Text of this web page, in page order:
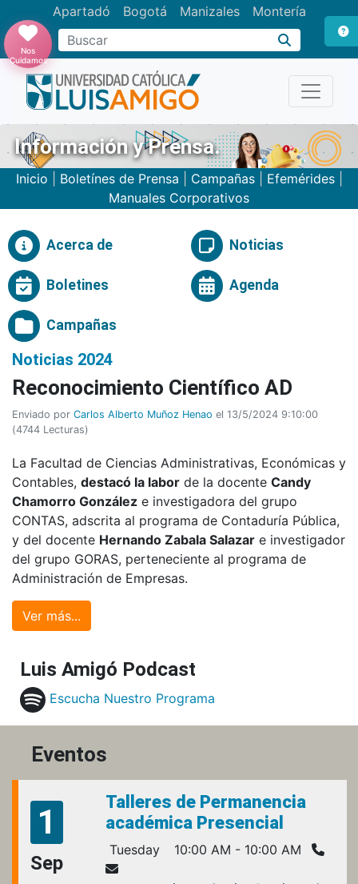
Apartadó Bogotá Manizales Montería
Buscar
Nos
Cuidamos
Información y Prensa.
Inicio Boletínes de Prensa Campañas| Efemérides|
Manuales Corporativos
Acerca de Noticias
Boletines Agenda
Campañas
Noticias 2024
Reconocimiento Científico AD
Enviado por Carlos Alberto Muñoz Henao el 13/5/2024 9:10:00
(4744 Lecturas)
La Facultad de Ciencias Administrativas, Económicas y
Contables, destacó la labor de la docente Candy
Chamorro González e investigadora del grupo
CONTAS, adscrita al programa de Contaduría Pública,
y del docente Hernando Zabala Salazar e investigador
del grupo GORAS, perteneciente al programa de
Administración de Empresas.
Ver más...
Luis Amigó Podcast
Escucha Nuestro Programa
Eventos
1
Sep
Talleres de Permanencia
académica Presencial
Tuesday 10:00 AM - 10:00 AM